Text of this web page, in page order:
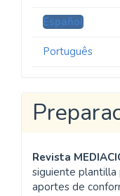
Español
Português
Revista
siguiente plantilla
aportes de